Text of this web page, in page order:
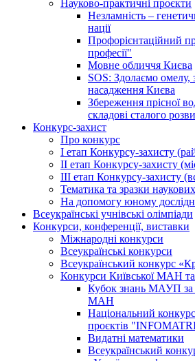
Науково-практичні проєкти
Незламність –
нації
Профорієнтаційний
професії"
Мовне обличчя Києва
SOS: Здолаємо омелу,
насадження Києва
Збереження прісної
складові сталого
Конкурс-захист
Про конкурс
І етап Конкурсу-захисту
ІІ етап Конкурсу-захисту
ІІІ етап Конкурсу-захисту
Тематика та зразки
На допомогу юному
Всеукраїнські учнівські олімпіади
Конкурси, конференції, виставки
Міжнародні конкурси
Всеукраїнські конкурси
Всеукраїнський конкурс
Конкурси Київської МАН та
Кубок знань МАУП за
МАН
Національний
проєктів
Видатні математики
Всеукраїнський